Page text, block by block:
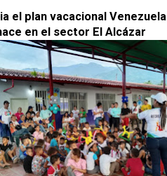
el plan vacacional Venezuela
en el sector El Alcázar